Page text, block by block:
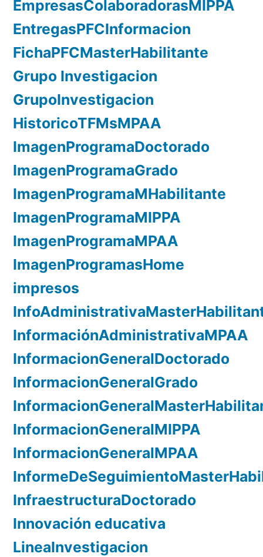
EmpresasColaboradorasMIPPA
EntregasPFCInformacion
FichaPFCMasterHabilitante
Grupo Investigacion
GrupoInvestigacion
HistoricoTFMsMPAA
ImagenProgramaDoctorado
ImagenProgramaGrado
ImagenProgramaMHabilitante
ImagenProgramaMIPPA
ImagenProgramaMPAA
ImagenProgramasHome
impresos
InformaciónAdministrativaMPAA
InformacionGeneralDoctorado
InformacionGeneralGrado
InformacionGeneralMIPPA
InformacionGeneralMPAA
InfraestructuraDoctorado
Innovación educativa
LineaInvestigacion